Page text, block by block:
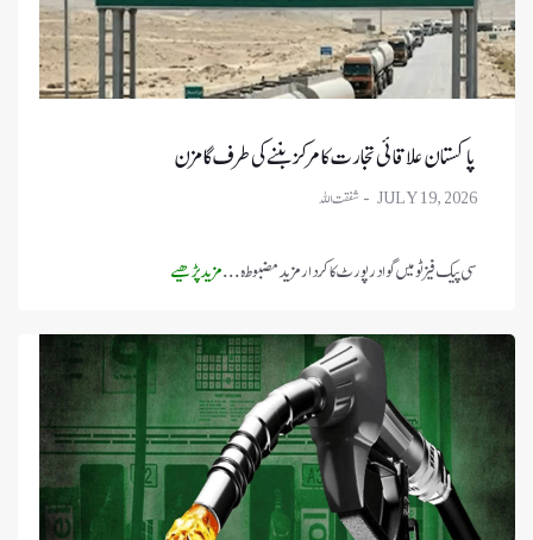
پاکستان علاقائی تجارت کا مرکز بننے کی طرف گامزن
JULY 19, 2026
سی پیک فیزٹو میں گوادرپورٹ کا کردار مزید مضبوط ہ ...مزید پڑھیے